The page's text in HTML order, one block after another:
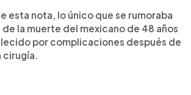
esta nota, lo único que se rumoraba
de la muerte del mexicano de 48 años
por complicaciones después de
cirugía.